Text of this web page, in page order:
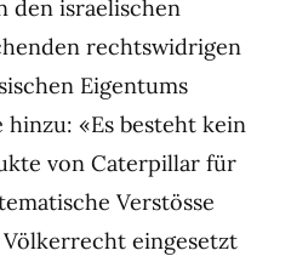
den israelischen
rechtswidrigen
Eigentums
«Es besteht kein
von Caterpillar für
Verstösse
eingesetzt